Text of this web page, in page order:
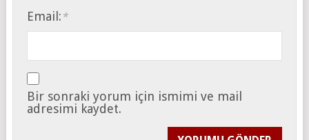
Email: *
Bir sonraki yorum için ismimi ve mail
adresimi kaydet.